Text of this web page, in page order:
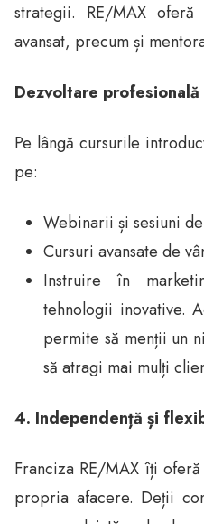
strategii. RE/MAX
avansat, precum și
Dezvoltare profesională
Pe lângă cursurile
pe:
Webinarii și sesiuni
Cursuri avansate de
Instruire în
tehnologii inovative.
permite să menții un
să atragi mai mulți
4. Independență și
Franciza RE/MAX îți
propria afacere. Deții